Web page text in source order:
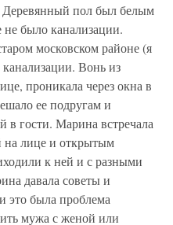
Деревянный пол был белым
было канализации.
московском районе (я
Вонь из
проникала через окна в
ее подругам и
в гости. Марина встречала
на лице и открытым
к ней и с разными
давала советы и
это была проблема
мужа с женой или